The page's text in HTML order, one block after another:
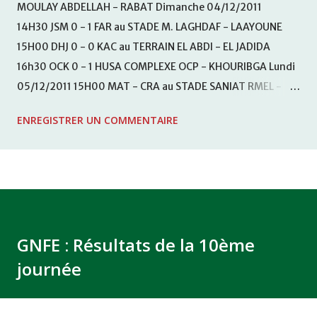
MOULAY ABDELLAH - RABAT Dimanche 04/12/2011
14H30 JSM 0 - 1 FAR au STADE M. LAGHDAF - LAAYOUNE
15H00 DHJ 0 - 0 KAC au TERRAIN EL ABDI - EL JADIDA
16h30 OCK 0 - 1 HUSA COMPLEXE OCP - KHOURIBGA Lundi
05/12/2011 15H00 MAT - CRA au STADE SANIAT RMEL -
KHEMISET Mardi 06/12/2011 15H00 WAF - OCS au
ENREGISTRER UN COMMENTAIRE
GNFE : Résultats de la 10ème
journée